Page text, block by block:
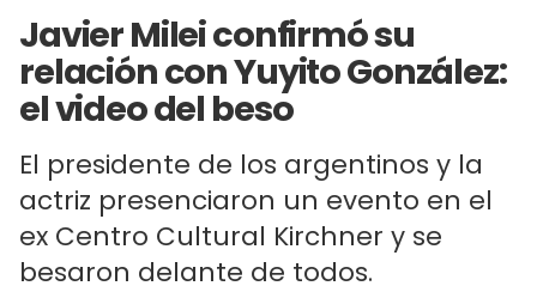
Javier Milei confirmó su
relación con Yuyito González:
el video del beso
El presidente de los argentinos y la
actriz presenciaron un evento en el
ex Centro Cultural Kirchner y se
besaron delante de todos.